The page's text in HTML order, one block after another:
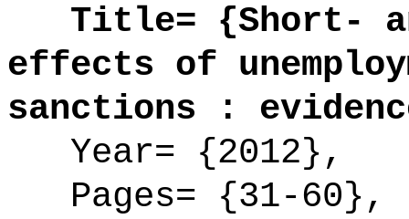
Title= {Short-
effects of
sanctions :
Year= {2012},
Pages= {31-60},